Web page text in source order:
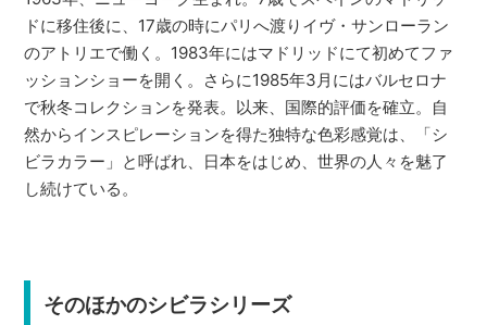
ドに移住後に、17歳の時にパリへ渡りイヴ・サンローラン
のアトリエで働く。1983年にはマドリッドにて初めてファ
ッションショーを開く。さらに1985年3月にはバルセロナ
で秋冬コレクションを発表。以来、国際的評価を確立。自
然からインスピレーションを得た独特な色彩感覚は、「シ
ビラカラー」と呼ばれ、日本をはじめ、世界の人々を魅了
し続けている。
そのほかのシビラシリーズ